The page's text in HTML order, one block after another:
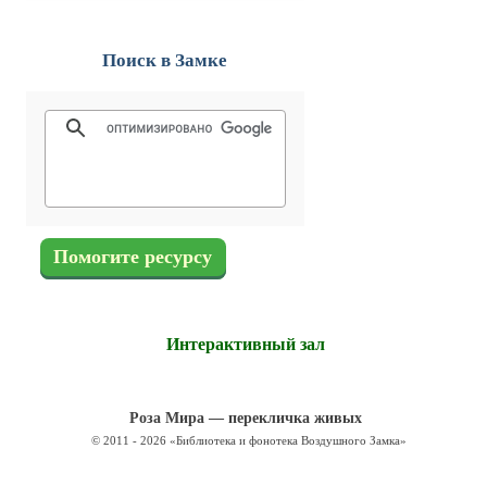
Поиск в Замке
© 2011 - 2026 «Библиотека и фонотека Воздушного Замка»
Интерактивный зал
Роза Мира — перекличка живых
Помогите ресурсу